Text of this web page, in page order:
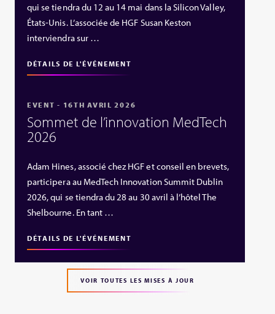
qui se tiendra du 12 au 14 mai dans la Silicon Valley,
États‑Unis. L’associée de HGF Susan Keston
interviendra sur …
DÉTAILS DE L'ÉVÉNEMENT
EVENT - 16TH AVRIL 2026
Sommet de l’innovation MedTech
2026
Adam Hines, associé chez HGF et conseil en brevets,
participera au MedTech Innovation Summit Dublin
2026, qui se tiendra du 28 au 30 avril à l’hôtel The
Shelbourne. En tant …
DÉTAILS DE L'ÉVÉNEMENT
VOIR TOUTES LES MISES À JOUR